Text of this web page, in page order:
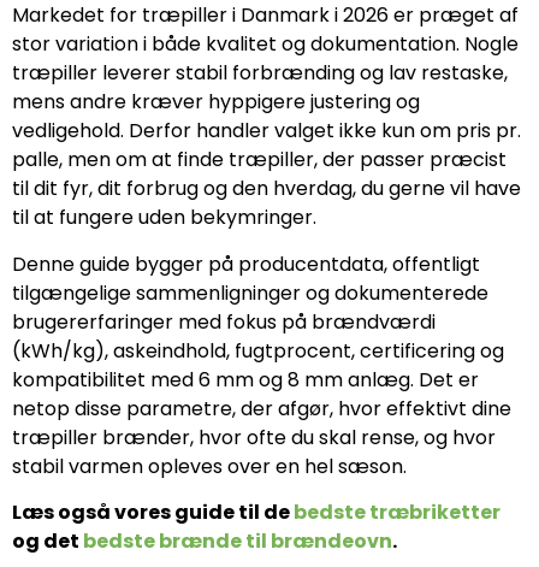
Markedet for træpiller i Danmark i 2026 er præget af
stor variation i både kvalitet og dokumentation. Nogle
træpiller leverer stabil forbrænding og lav restaske,
mens andre kræver hyppigere justering og
vedligehold. Derfor handler valget ikke kun om pris pr.
palle, men om at finde træpiller, der passer præcist
til dit fyr, dit forbrug og den hverdag, du gerne vil have
til at fungere uden bekymringer.
Denne guide bygger på producentdata, offentligt
tilgængelige sammenligninger og dokumenterede
brugererfaringer med fokus på brændværdi
(kWh/kg), askeindhold, fugtprocent, certificering og
kompatibilitet med 6 mm og 8 mm anlæg. Det er
netop disse parametre, der afgør, hvor effektivt dine
træpiller brænder, hvor ofte du skal rense, og hvor
stabil varmen opleves over en hel sæson.
Læs også vores guide til debedste træbriketter
og det bedste brænde til brændeovn.